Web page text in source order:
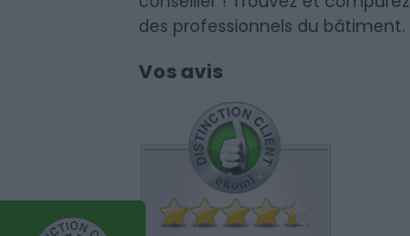
des professionnels du bâtiment.
Vos avis